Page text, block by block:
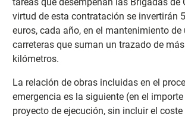
virtud de esta contratación se invertirán
euros, cada año, en el mantenimiento de
carreteras que suman un trazado de
kilómetros.
La relación de obras incluidas en el
emergencia es la siguiente (en el
proyecto de ejecución, sin incluir el